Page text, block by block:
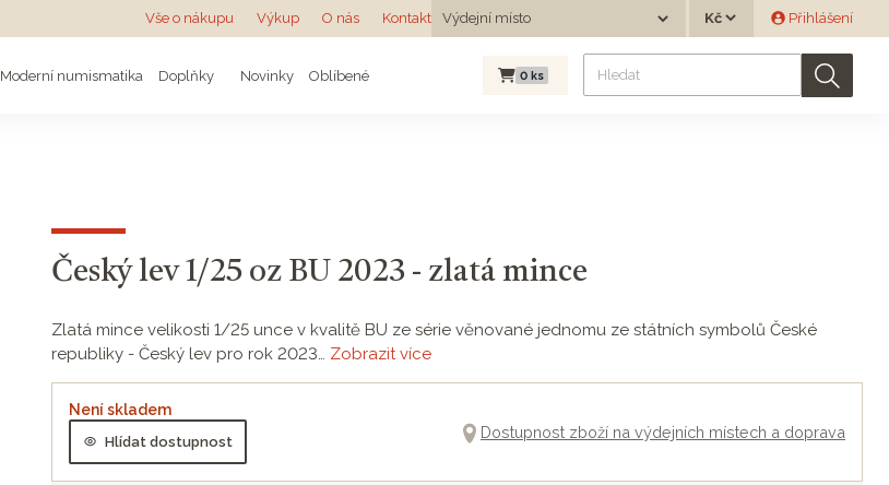
Vše o nákupu Výkup O nás Kontakt Výdejní místo
Výdejní místo
Měna Přihlášení
Moderní numismatika Doplňky Novinky Oblíbené 0 ks
Český lev 1/25 oz BU 2023 - zlatá mince
Zlatá mince velikosti 1/25 unce v kvalitě BU ze série věnované jednomu ze státních symbolů České
republiky - Český lev pro rok 2023… Zobrazit více
Není skladem
Hlídat dostupnost
Dostupnost zboží na výdejních místech a doprava